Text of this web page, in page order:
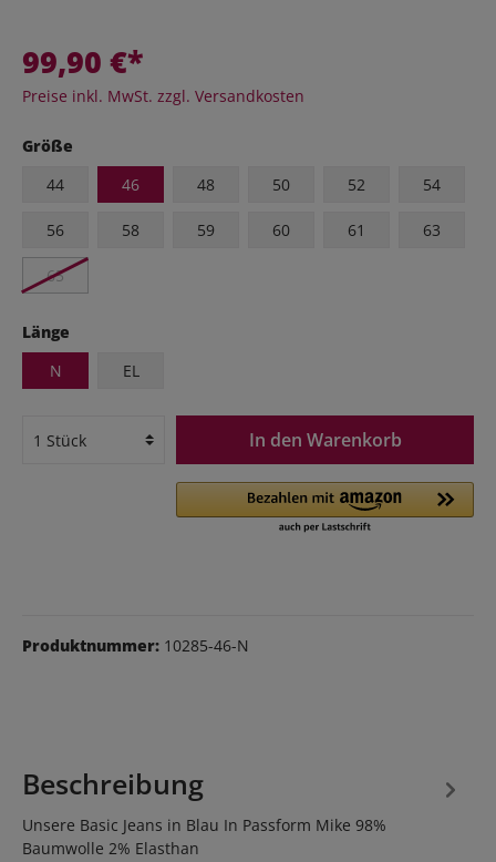
99,90 €*
Preise inkl. MwSt. zzgl. Versandkosten
Größe
44
46 48 50 52 54
56 58 59 60 61 63
65
Länge
N
EL
In den Warenkorb
Produktnummer: 10285-46-N
Beschreibung
Unsere Basic Jeans in Blau In Passform Mike 98%
Baumwolle 2% Elasthan